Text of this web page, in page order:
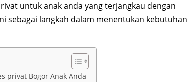
untuk anak anda yang terjangkau dengan
sebagai langkah dalam menentukan kebutuhan
privat Bogor Anak Anda